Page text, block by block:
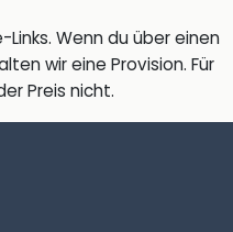
Wenn du über einen
wir eine Provision. Für
Preis nicht.